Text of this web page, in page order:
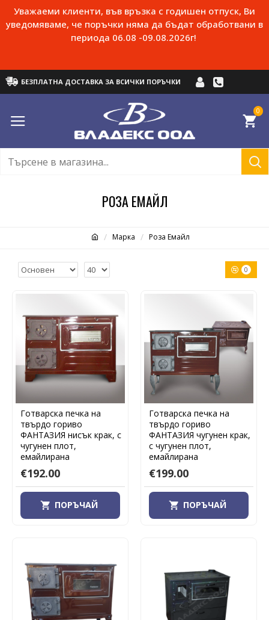
Уважаеми клиенти, във връзка с годишен отпуск, Ви
уведомяваме, че поръчки няма да бъдат обработвани в
периода 06.08 -09.08.2026г!
БЕЗПЛАТНА ДОСТАВКА ЗА ВСИЧКИ ПОРЪЧКИ
0
Марка Роза Емайл
РОЗА ЕМАЙЛ
0
Готварска печка на
твърдо гориво
ФАНТАЗИЯ нисък крак, с
чугунен плот,
емайлирана
€192.00
ПОРЪЧАЙ
Готварска печка на
твърдо гориво
ФАНТАЗИЯ чугунен крак,
с чугунен плот,
емайлирана
€199.00
ПОРЪЧАЙ